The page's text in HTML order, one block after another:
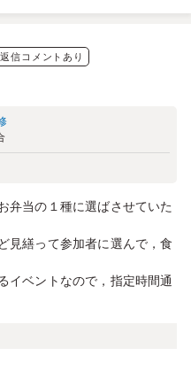
返信コメントあり
弁当の１種に選ばさせていた
見繕って参加者に選んで，食
イベントなので，指定時間通